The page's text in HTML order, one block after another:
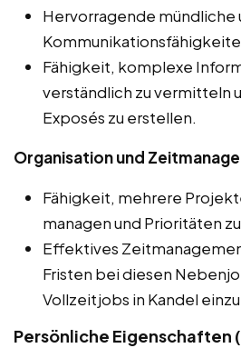
Hervorragende mündliche
Fähigkeit, komplexe
verständlich zu vermitteln
Exposés zu erstellen.
Organisation und
Fähigkeit, mehrere
managen und Prioritäten
Effektives
Fristen bei diesen
Vollzeitjobs in Kandel
Persönliche Eigenschaften